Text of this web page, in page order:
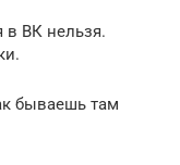
в ВК нельзя.
бываешь там